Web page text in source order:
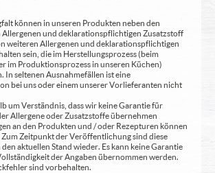
können in unseren Produkten neben den
Allergenen und deklarationspflichtigen Zusatzstoff
weiteren Allergenen und deklarationspflichtigen
sein, die im Herstellungsprozess (beim
im Produktionsprozess in unseren Küchen)
In seltenen Ausnahmefällen ist eine
bei uns oder einem unserer Vorlieferanten nicht
um Verständnis, dass wir keine Garantie für
Allergene oder Zusatzstoffe übernehmen
an den Produkten und / oder Rezepturen können
Zeitpunkt der Veröffentlichung sind diese
aktuellen Stand wieder. Es kann keine Garantie
der Angaben übernommen werden.
sind vorbehalten.